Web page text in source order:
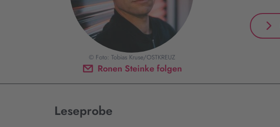
Ronen Steinke folgen
© Foto: Tobias Kruse/OSTKREUZ
Leseprobe